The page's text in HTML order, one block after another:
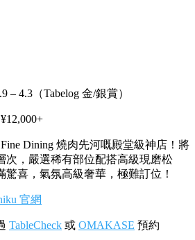
– 4.3（Tabelog 金/銀賞）
Dining 燒肉先河嘅殿堂級神店！將
次，嚴選稀有部位配搭高級現磨松
驚喜，氣氛高級奢華，極難訂位！
官網
TableCheck 或 OMAKASE 預約